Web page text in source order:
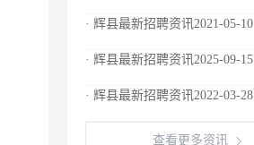
· 辉县最新招聘资讯2021-05-10
· 辉县最新招聘资讯2025-09-15
· 辉县最新招聘资讯2022-03-28
查看更多资讯